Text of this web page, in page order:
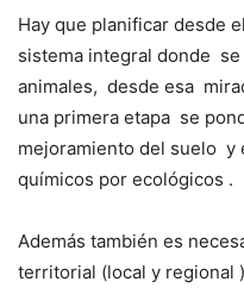
Hay que planificar desde
sistema integral donde
animales, desde esa
una primera etapa se
mejoramiento del suelo y
químicos por ecológicos .
Además también es
territorial (local y regional